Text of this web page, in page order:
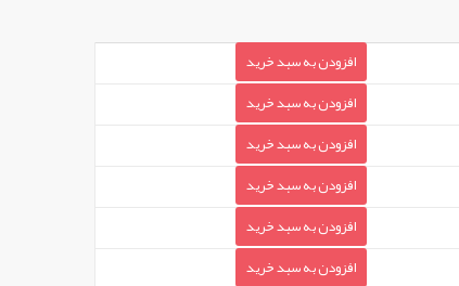
افزودن به سبد خرید
افزودن به سبد خرید
افزودن به سبد خرید
افزودن به سبد خرید
افزودن به سبد خرید
افزودن به سبد خرید